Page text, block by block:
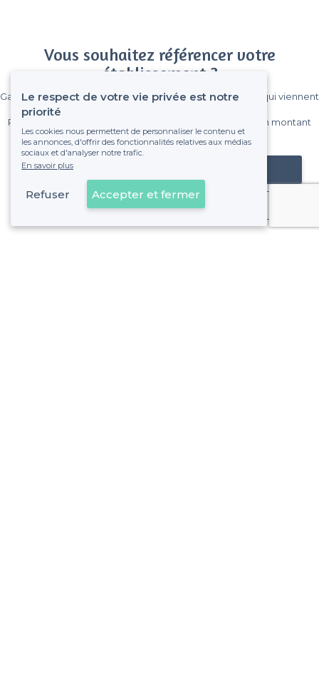
Vous souhaitez référencer votre
établissement ?
Gagnez de nombreux clients parmi le million de visiteurs qui viennent
Pas de commissions et sans engagement, vous payez un montant
fixe sans risque de voir déraper la facture.
Référencer mon établissement
Déjà client
Le respect de votre vie privée est notre
priorité
Les cookies nous permettent de personnaliser le contenu et
les annonces, d'offrir des fonctionnalités relatives aux médias
sociaux et d'analyser notre trafic.
En savoir plus
Refuser Accepter et fermer